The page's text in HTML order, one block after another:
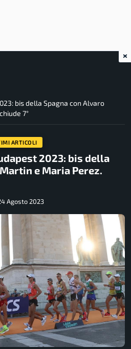
bis della Spagna con Alvaro
7°
ARTICOLI
2023: bis della
e Maria Perez.
Agosto 2023
×